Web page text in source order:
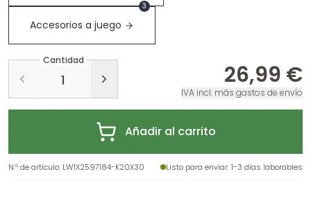
Accesorios a juego
3
Cantidad
26,99 €
IVA incl. más gastos de envío
Añadir al carrito
N.º de artículo: LW1X2597184-K20X30 Listo para enviar: 1-3 días laborables